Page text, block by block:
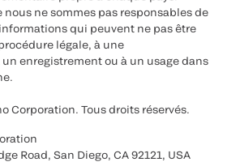
ne sommes pas responsables de
qui peuvent ne pas être
légale, à une
enregistrement ou à un usage dans
Corporation. Tous droits réservés.
Road, San Diego, CA 92121, USA